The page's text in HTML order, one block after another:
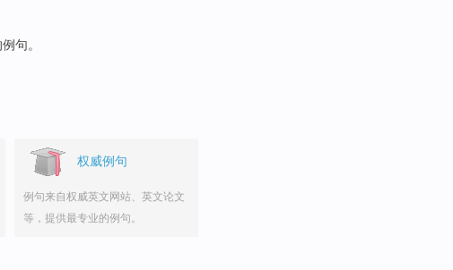
句。
权威例句
例句来自权威英文网站、英文论文
等，提供最专业的例句。